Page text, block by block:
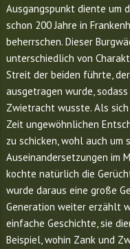
Ausgangspunkt diente um
schon 200 Jahre in
beherrschen. Dieser
unterschiedlich von
Streit der beiden führte,
ausgetragen wurde,
Zwietracht wusste. Als
Zeit ungewöhnlichen
zu schicken, wohl auch um
Auseinandersetzungen im
kochte natürlich die
wurde daraus eine große
Generation weiter erzählt
einfache Geschichte, sie
Beispiel, wohin Zank und